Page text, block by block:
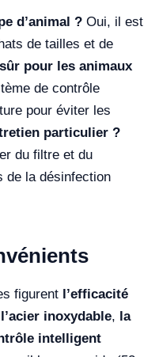
d’animal ? Oui, il est
de tailles et de
pour les animaux
de contrôle
pour éviter les
particulier ?
du filtre et du
de la désinfection
figurent l’efficacité
inoxydable, la
intelligent